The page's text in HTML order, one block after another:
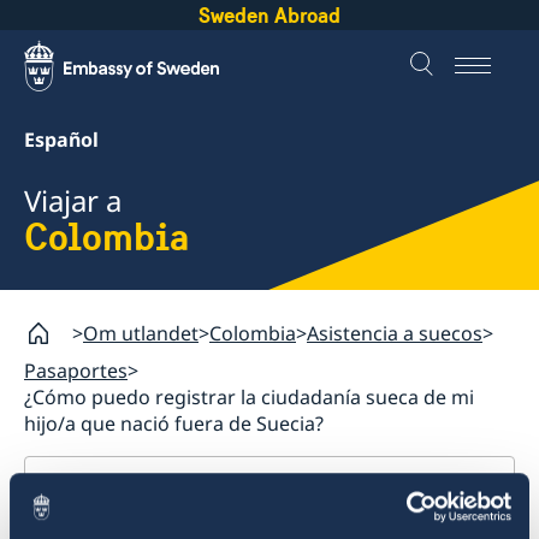
Sweden Abroad
Español
Viajar a
Colombia
Om utlandet Colombia Asistencia a suecos
Pasaportes
¿Cómo puedo registrar la ciudadanía sueca de mi
hijo/a que nació fuera de Suecia?
Colombia